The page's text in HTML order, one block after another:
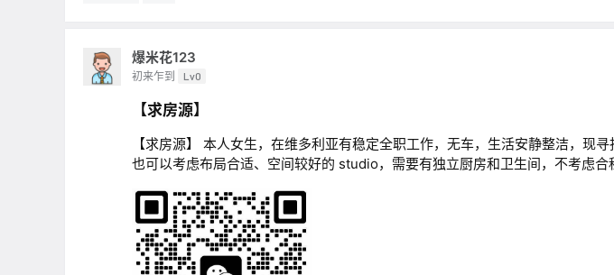
爆米花123
初来乍到 Lv0
【求房源】
【求房源】 本人女生，在维多利亚有稳定全职工作，无车，生活安静整洁，现
也可以考虑布局合适、空间较好的 studio，需要有独立厨房和卫生间，不考虑